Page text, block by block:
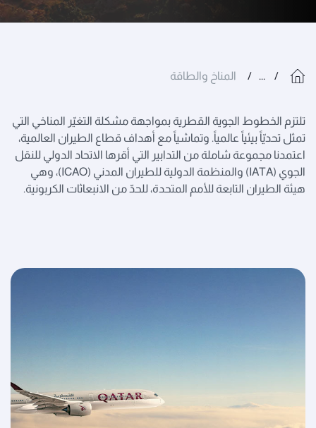
... المناخ والطاقة
تلتزم الخطوط الجوية القطرية بمواجهة مشكلة التغيّر المناخي التي
تمثل تحديّاً بيئياً عالمياً. وتماشياً مع أهداف قطاع الطيران العالمية،
اعتمدنا مجموعة شاملة من التدابير التي أقرها الاتحاد الدولي للنقل
الجوي (IATA) والمنظمة الدولية للطيران المدني (ICAO)، وهي
هيئة الطيران التابعة للأمم المتحدة، للحدّ من الانبعاثات الكربونية.